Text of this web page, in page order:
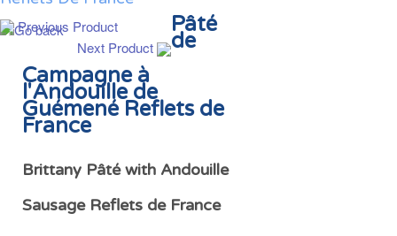
Previous Product
Next Product
Pâté
de
Campagne à
l'Andouille de
Guémené Reflets de
France
Brittany Pâté with Andouille
Sausage Reflets de France